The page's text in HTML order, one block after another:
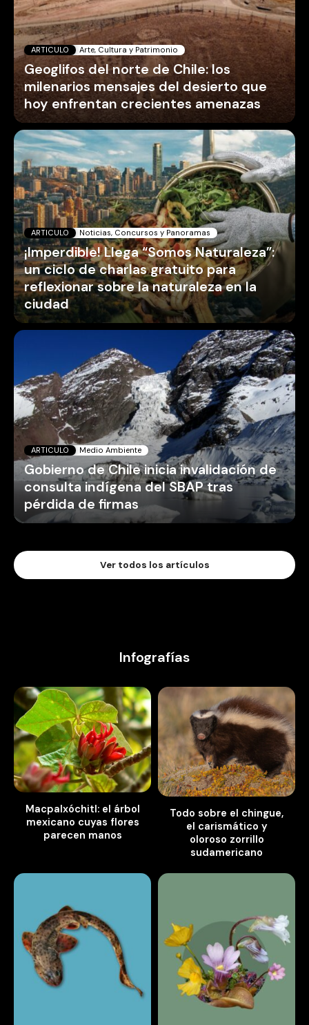
ARTICULO Arte, Cultura y Patrimonio
Geoglifos del norte de Chile: los
milenarios mensajes del desierto que
hoy enfrentan crecientes amenazas
ARTICULO Noticias, Concursos y Panoramas
¡Imperdible! Llega “Somos Naturaleza”:
un ciclo de charlas gratuito para
reflexionar sobre la naturaleza en la
ciudad
ARTICULO Medio Ambiente
Gobierno de Chile inicia invalidación de
consulta indígena del SBAP tras
pérdida de firmas
Ver todos los artículos
Infografías
Macpalxóchitl: el árbol
mexicano cuyas flores
parecen manos
Todo sobre el chingue,
el carismático y
oloroso zorrillo
sudamericano